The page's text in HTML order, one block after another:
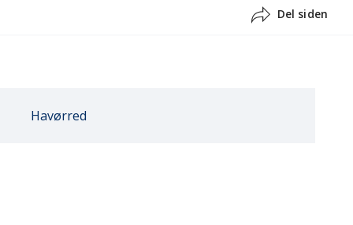
Del siden
Havørred